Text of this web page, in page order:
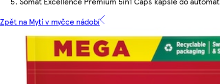
Zpět na Mytí v myčce nádobí